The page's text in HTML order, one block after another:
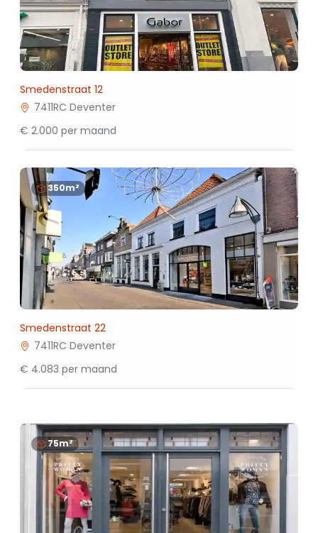
Smedenstraat 12
7411RC Deventer
€ 2.000 per maand
350m²
Smedenstraat 22
7411RC Deventer
€ 4.083 per maand
75m²